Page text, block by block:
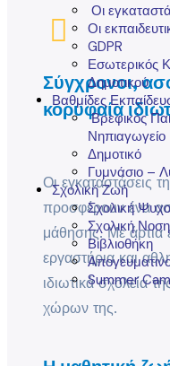
Οι
Οι
GDPR
Εσωτερικός
Δημοτικού
Βαθμίδες
Βρεφικός
Νηπιαγωγείο
Δημοτικό
Γυμνάσιο –
Σχολική Ζωή
Σχολική
Σχολική
Βιβλιοθήκη
Summer
Σύγχρονοι,
κορυφαία
Οι εγκαταστάσεις
προσφέρουν ένα
μάθησης. Με άρτια
εργαστήρια και
ιδιωτικά σχολεία
χώρων της.